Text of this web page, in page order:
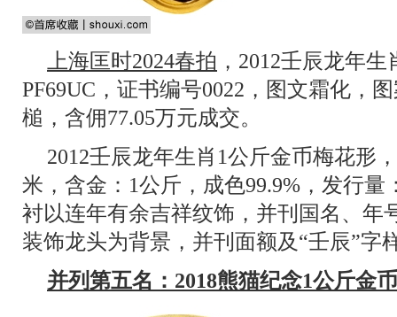
上海匡时2024春拍 ，2012壬辰龙年
PF69UC，证书编号0022，图文霜化，
槌，含佣77.05万元成交。
2012壬辰龙年生肖1公斤金币梅花形
米，含金：1公斤，成色99.9%，发行
衬以连年有余吉祥纹饰，并刊国名、年
装饰龙头为背景，并刊面额及“壬辰”字
并列第五名：2018熊猫纪念1公斤金币